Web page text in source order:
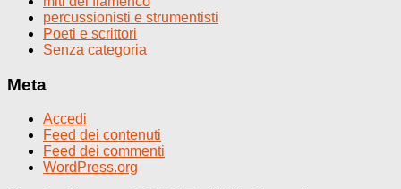
percussionisti e strumentisti
Poeti e scrittori
Senza categoria
Meta
Accedi
Feed dei contenuti
Feed dei commenti
WordPress.org